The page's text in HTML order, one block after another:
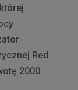
Red
2000